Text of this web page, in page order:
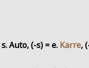
s. Auto, (-s) = e. Karre,